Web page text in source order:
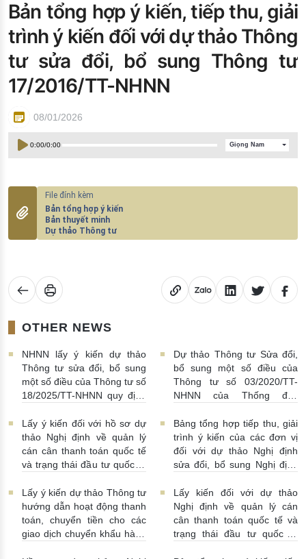
Đào tạo ISO
Bản tổng hợp ý kiến, tiếp thu, giải
trình ý kiến đối với dự thảo Thông
tư sửa đổi, bổ sung Thông tư
17/2016/TT-NHNN
08/01/2026
0:00/0:00 Giọng Nam
Bản tổng hợp ý kiến
Bản thuyết minh
Dự thảo Thông tư
OTHER NEWS
NHNN lấy ý kiến dự thảo
Thông tư sửa đổi, bổ sung
một số điều của Thông tư số
18/2025/TT-NHNN quy định
sẻ thông tin của Hệ thống
thông tin phục vụ công tác
giám sát hoạt động QTDND
và tổ chức TCVM
Dự thảo Thông tư Sửa đổi,
bổ sung một số điều của
Thông tư số 03/2020/TT-
NHNN của Thống đốc
tiền của NHNN 03/08/2026 |
11:16:00
Lấy ý kiến đối với hồ sơ dự
thảo Nghị định về quản lý
cán cân thanh toán quốc tế
và trạng thái đầu tư quốc tế
10:00:00
Bảng tổng hợp tiếp thu, giải
trình ý kiến của các đơn vị
đối với dự thảo Nghị định
sửa đổi, bổ sung Nghị định
30/07/2026 | 09:09:00
Lấy ý kiến dự thảo Thông tư
hướng dẫn hoạt động thanh
toán, chuyển tiền cho các
giao dịch chuyển khẩu hàng
Lấy kiến đối với dự thảo
Nghị định về quản lý cán
cân thanh toán quốc tế và
trạng thái đầu tư quốc tế